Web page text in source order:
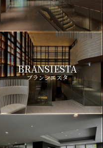
BRANSIESTA
ブランシエスタ